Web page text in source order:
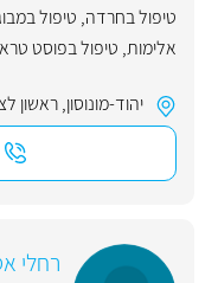
טיפול בחרדה, טיפול
אלימות, טיפול בפוסט
יהוד-מונוסון,ראשון
רחלי